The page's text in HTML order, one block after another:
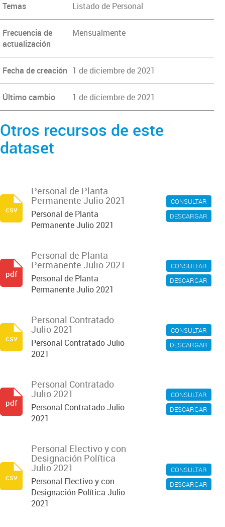
Temas Listado de Personal
Frecuencia de
actualización
Mensualmente
Fecha de creación 1 de diciembre de 2021
Último cambio 1 de diciembre de 2021
Otros recursos de este
dataset
CONSULTAR
DESCARGAR
Personal de Planta
Permanente Julio 2021
Personal de Planta
Permanente Julio 2021
csv
CONSULTAR
DESCARGAR
Personal de Planta
Permanente Julio 2021
Personal de Planta
Permanente Julio 2021
pdf
CONSULTAR
DESCARGAR
Personal Contratado
Julio 2021
Personal Contratado Julio
2021
csv
CONSULTAR
DESCARGAR
Personal Contratado
Julio 2021
Personal Contratado Julio
2021
pdf
CONSULTAR
DESCARGAR
Personal Electivo y con
Designación Política
Julio 2021
Personal Electivo y con
Designación Política Julio
2021
csv